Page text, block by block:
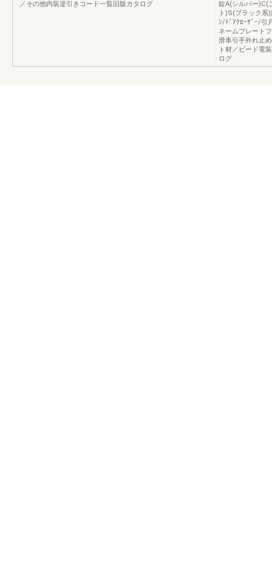
／その他内装逆引きコード一覧旧版カタログ
錠A(シルバー)C(
ト)S(ブラック
ﾝ/ﾄﾞｱｸﾛｰｻﾞｰ/引
ネームプレート
滑車引手外れ止
ト材／ビード電
ログ